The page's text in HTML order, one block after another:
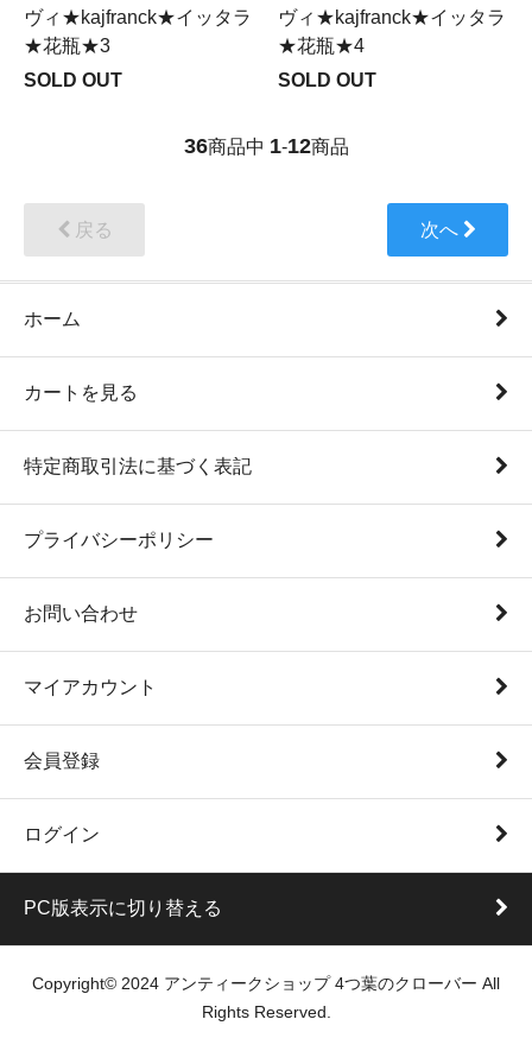
ヴィ★kajfranck★イッタラ
★花瓶★3
SOLD OUT
ヴィ★kajfranck★イッタラ
★花瓶★4
SOLD OUT
36商品中 1-12商品
戻る 次へ
ホーム
カートを見る
特定商取引法に基づく表記
プライバシーポリシー
お問い合わせ
マイアカウント
会員登録
ログイン
PC版表示に切り替える
Copyright© 2024 アンティークショップ 4つ葉のクローバー All
Rights Reserved.